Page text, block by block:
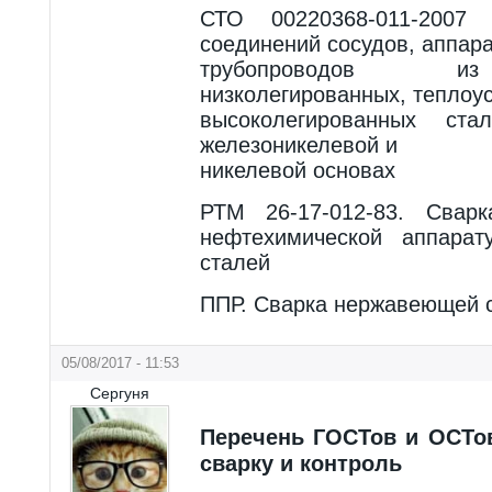
СТО 00220368-011-2007
соединений сосудов,
трубопроводов
низколегированных,
высоколегированных
железоникелевой и
никелевой основах
РТМ 26-17-012-83.
нефтехимической
сталей
ППР. Сварка нержавеющей
05/08/2017 - 11:53
Сергуня
Перечень ГОСТов и
сварку и контроль